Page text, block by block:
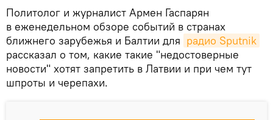
Политолог и журналист Армен Гаспарян
в еженедельном обзоре событий в странах
ближнего зарубежья и Балтии для радио Sputnik
рассказал о том, какие такие "недостоверные
новости" хотят запретить в Латвии и при чем тут
шпроты и черепахи.